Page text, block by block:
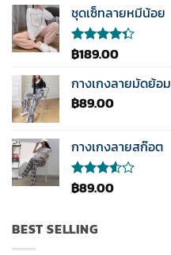
4.00
ตั้งแต่ 1-
5
ชุดเซ็ทลายหมีน้อย
ให้
ตั้งแต่ 1-5
คะแนน
฿189.00
กางเกงลายมัดย้อม
฿89.00
กางเกงลายสก๊อต
ให้
ตั้งแต่
1-5
฿89.00
BEST SELLING